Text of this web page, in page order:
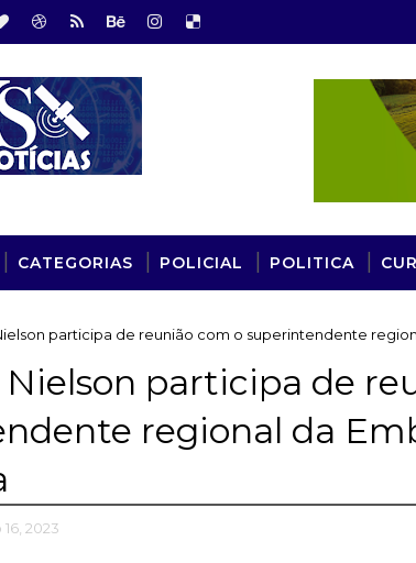
CATEGORIAS POLICIAL POLITICA
participa de reunião com o superintendente
Nielson participa de
regional da
2023